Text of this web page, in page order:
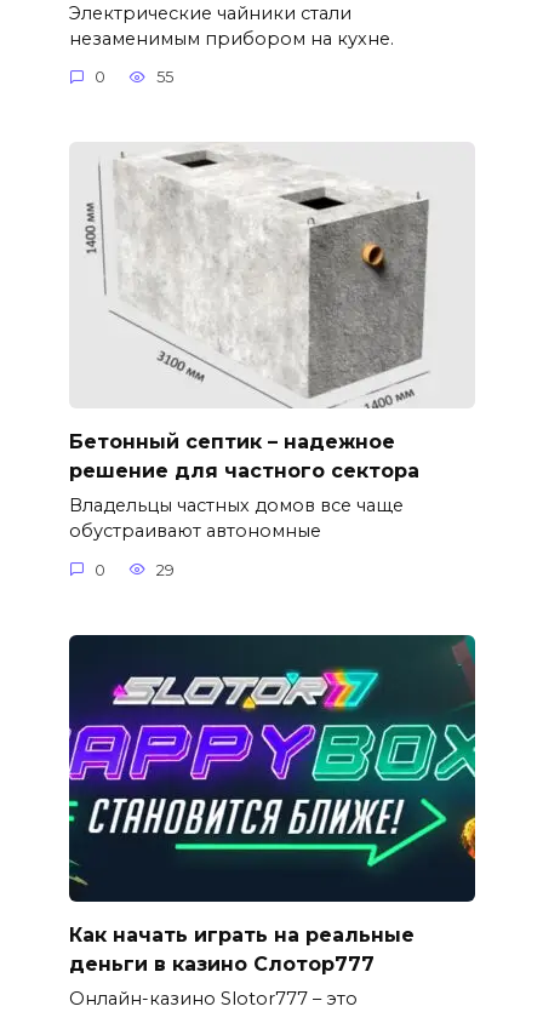
Электрические чайники стали
незаменимым прибором на кухне.
0 55
Бетонный септик – надежное
решение для частного сектора
Владельцы частных домов все чаще
обустраивают автономные
0 29
Как начать играть на реальные
деньги в казино Слотор777
Онлайн-казино Slotor777 – это